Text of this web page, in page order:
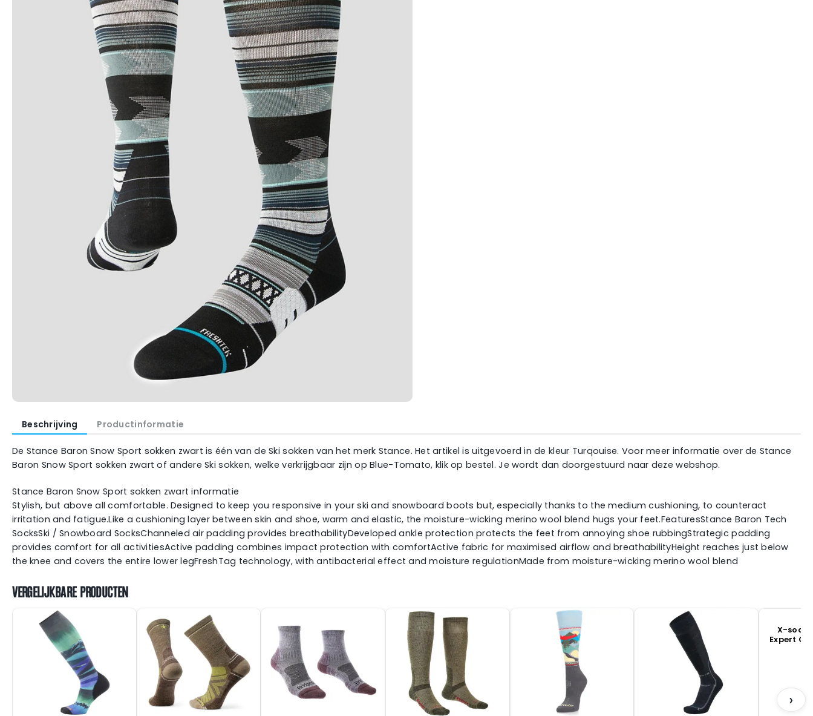
Beschrijving Productinformatie
De Stance Baron Snow Sport sokken zwart is één van de Ski sokken van het merk Stance. Het artikel is uitgevoerd in de kleur Turqouise. Voor meer informatie over de Stance
Baron Snow Sport sokken zwart of andere Ski sokken, welke verkrijgbaar zijn op Blue-Tomato, klik op bestel. Je wordt dan doorgestuurd naar deze webshop.
Stance Baron Snow Sport sokken zwart informatie
Stylish, but above all comfortable. Designed to keep you responsive in your ski and snowboard boots but, especially thanks to the medium cushioning, to counteract
irritation and fatigue.Like a cushioning layer between skin and shoe, warm and elastic, the moisture-wicking merino wool blend hugs your feet.FeaturesStance Baron Tech
SocksSki / Snowboard SocksChanneled air padding provides breathabilityDeveloped ankle protection protects the feet from annoying shoe rubbingStrategic padding
provides comfort for all activitiesActive padding combines impact protection with comfortActive fabric for maximised airflow and breathabilityHeight reaches just below
the knee and covers the entire lower legFreshTag technology, with antibacterial effect and moisture regulationMade from moisture-wicking merino wool blend
VERGELIJKBARE PRODUCTEN
X-
Expert
›